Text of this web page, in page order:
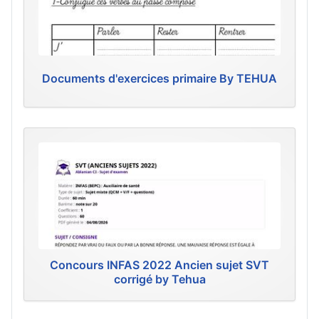
Documents d'exercices primaire By TEHUA
Concours INFAS 2022 Ancien sujet SVT
corrigé by Tehua